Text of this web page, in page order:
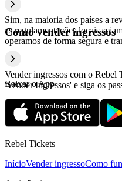
Sim, na maioria dos países a
as regulamentações locais
operamos de forma segura e
Como vender ingressos
Vender ingressos com o Rebel
'Vender Ingressos' e siga os
Baixar o App
Rebel Tickets
InícioVender ingressoComo